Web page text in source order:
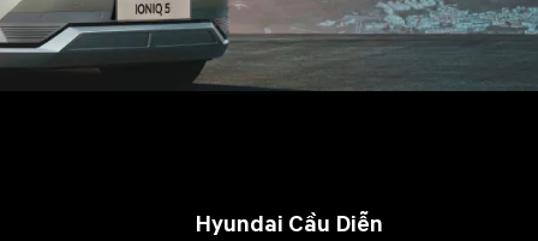
Hyundai Cầu Diễn